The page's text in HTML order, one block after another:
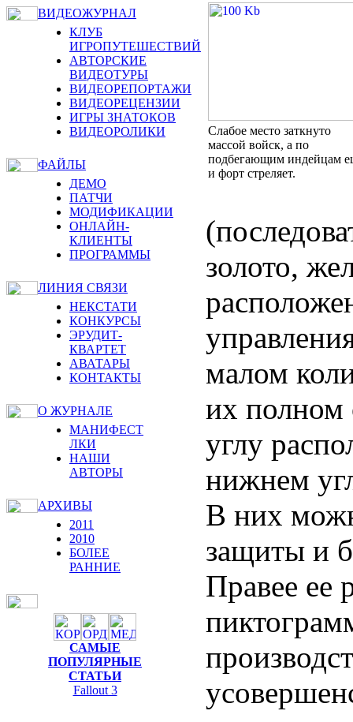
ВИДЕОЖУРНАЛ
КЛУБ
ИГРОПУТЕШЕСТВИЙ
АВТОРСКИЕ
ВИДЕОТУРЫ
ВИДЕОРЕПОРТАЖИ
ВИДЕОРЕЦЕНЗИИ
ИГРЫ ЗНАТОКОВ
ВИДЕОРОЛИКИ
ФАЙЛЫ
ДЕМО
ПАТЧИ
МОДИФИКАЦИИ
ОНЛАЙН-
КЛИЕНТЫ
ПРОГРАММЫ
ЛИНИЯ СВЯЗИ
НЕКСТАТИ
КОНКУРСЫ
ЭРУДИТ-
КВАРТЕТ
АВАТАРЫ
КОНТАКТЫ
О ЖУРНАЛЕ
МАНИФЕСТ
ЛКИ
НАШИ
АВТОРЫ
АРХИВЫ
2011
2010
БОЛЕЕ
РАННИЕ
САМЫЕ
ПОПУЛЯРНЫЕ
СТАТЬИ
Fallout 3
Слабое место заткнуто
массой войск, а по
подбегающим индейцам
и форт стреляет.
золото,
малом
их полном
углу
нижнем
В них
защиты и
Правее ее